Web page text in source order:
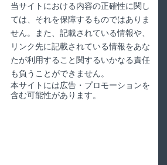
当サイトにおける内容の正確性に関し
ては、それを保障するものではありま
せん。また、記載されている情報や、
リンク先に記載されている情報をあな
たが利用すること関するいかなる責任
も負うことができません。
本サイトには広告・プロモーションを
含む可能性があります。